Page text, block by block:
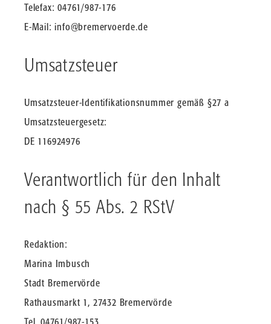
Telefax: 04761/987-176
E-Mail:info@bremervoerde.de
Umsatzsteuer
Umsatzsteuer-Identifikationsnummer gemäß §27 a
Umsatzsteuergesetz:
DE 116924976
Verantwortlich für den Inhalt
nach § 55 Abs. 2 RStV
Redaktion:
Marina Imbusch
Stadt Bremervörde
Rathausmarkt 1, 27432 Bremervörde
Tel. 04761/987-153